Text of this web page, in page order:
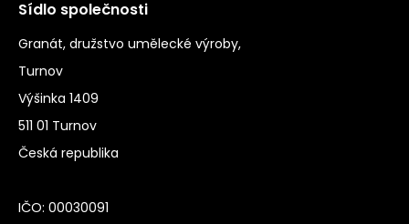
Sídlo společnosti
Granát, družstvo umělecké výroby,
Turnov
Výšinka 1409
511 01 Turnov
Česká republika
IČO: 00030091